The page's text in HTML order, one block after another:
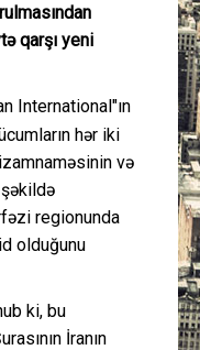
Peşə etikası
qarşı yeni
International"ın
hər iki
və
regionunda
olduğunu
ki, bu
İranın